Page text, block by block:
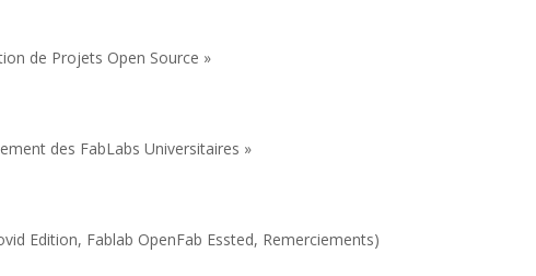
de Projets Open Source »
des FabLabs Universitaires »
Edition, Fablab OpenFab Essted, Remerciements)